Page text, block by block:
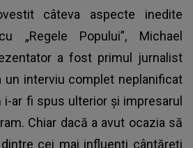
câteva aspecte inedite
„Regele Popului”, Michael
a fost primul jurnalist
un interviu complet neplanificat
ar fi spus ulterior și impresarul
Chiar dacă a avut ocazia să
cei mai influenți cântăreți